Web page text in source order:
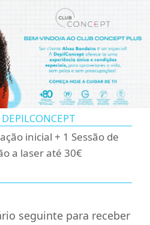
inicial + 1 Sessão de
a laser até 30€
seguinte para receber